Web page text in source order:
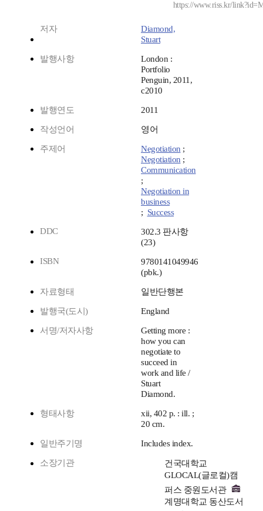
https://www.riss.kr/
저자
Diamond,
Stuart
발행사항
London :
Portfolio
Penguin, 2011,
c2010
발행연도 2011
작성언어 영어
주제어 Negotiation ;
Negotiation ;
Communication
;
Negotiation in
business
; Success
DDC
302.3 판사항
(23)
ISBN
9780141049946
(pbk.)
자료형태 일반단행본
발행국(도시) England
서명/저자사항
Getting more :
how you can
negotiate to
succeed in
work and life /
Stuart
Diamond.
형태사항
xii, 402 p. : ill. ;
20 cm.
일반주기명 Includes index.
소장기관
건국대학교
GLOCAL(글로컬)캠
퍼스 중원도서관
계명대학교 동산도서